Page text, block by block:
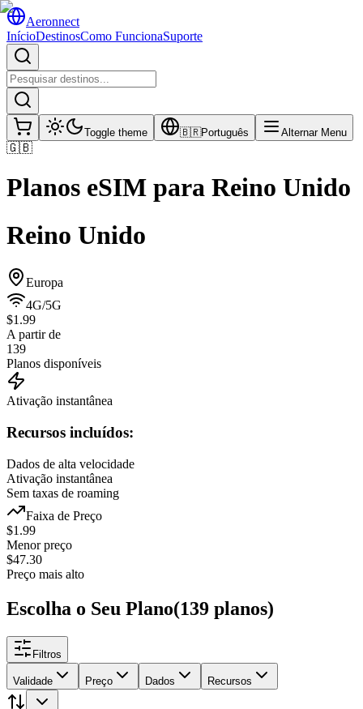
Aeronnect
InícioDestinosComo FuncionaSuporte
Toggle theme 🇧🇷Português Alternar Menu
🇬🇧
Planos eSIM para Reino Unido
Reino Unido
Europa
4G/5G
$1.99
A partir de
139
Planos disponíveis
Ativação instantânea
Recursos incluídos:
Dados de alta velocidade
Ativação instantânea
Sem taxas de roaming
Faixa de Preço
$1.99
Menor preço
$47.30
Preço mais alto
Escolha o Seu Plano(139 planos)
Filtros
Validade Preço Dados Recursos